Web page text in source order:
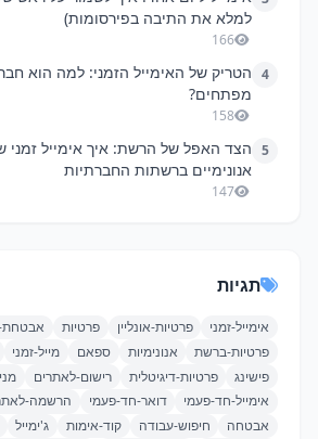
למלא את התיבה בפירסומות)
166
4 הטריק של האימייל הזמני: למה הוא
מפתחים?
158
5 הצד האפל של הרשת: איך אימייל זמני
אנונימיים ברשתות החברתיות
147
תגיות
אימייל-זמני פרטיות-אונליין פרטיות
פרטיות-ברשת
אנונימיות ספאם מייל-זמני
פישינג
פרטיות-דיגיטלית רישום-לאתרים
אימייל-חד-פעמי
דואר-חד-פעמי הרשמה-
אבטחה
חיפוש-עבודה קוד-אימות ג'ימייל